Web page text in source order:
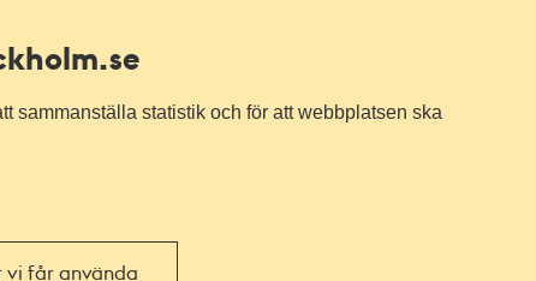
sammanställa statistik och för att webbplatsen ska
vi får använda